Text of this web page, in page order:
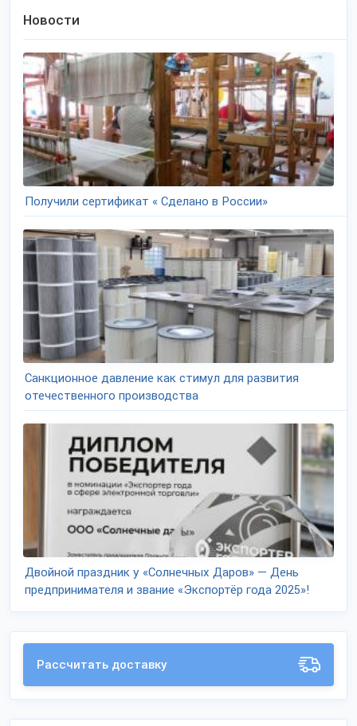
Новости
Получили сертификат « Сделано в России»
Санкционное давление как стимул для развития
отечественного производства
Двойной праздник у «Солнечных Даров» — День
предпринимателя и звание «Экспортёр года 2025»!
Рассчитать доставку